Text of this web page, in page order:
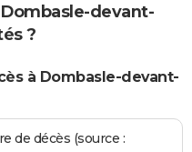
devant-
?
à Dombasle-devant-
de décès (source :